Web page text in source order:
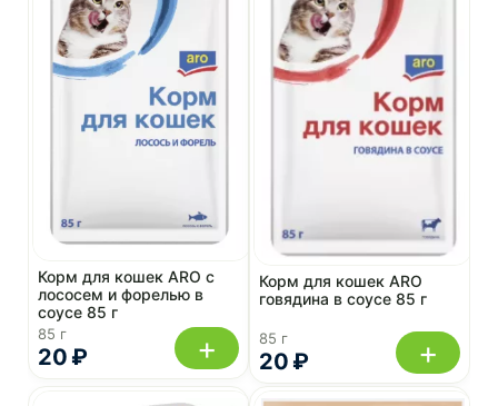
20 ₽
Корм для кошек ARO с
лососем и форелью в
соусе 85 г
85 г + 20 ₽
Корм для кошек ARO
говядина в соусе 85 г
85 г +